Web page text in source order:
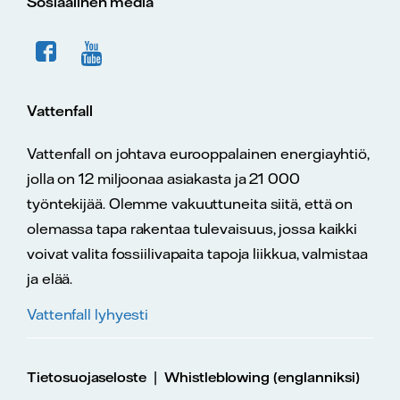
Vattenfall
Vattenfall on johtava eurooppalainen energiayhtiö,
jolla on 12 miljoonaa asiakasta ja 21 000
työntekijää. Olemme vakuuttuneita siitä, että on
olemassa tapa rakentaa tulevaisuus, jossa kaikki
voivat valita fossiilivapaita tapoja liikkua, valmistaa
ja elää.
Vattenfall lyhyesti
Tietosuojaseloste | Whistleblowing (englanniksi)